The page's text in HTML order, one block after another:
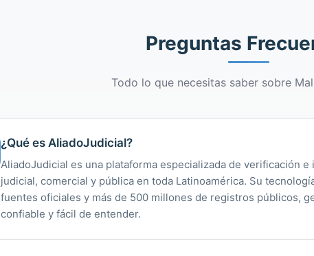
Preguntas
Todo lo que necesitas saber sobre
¿Qué es AliadoJudicial?
AliadoJudicial es una plataforma especializada de verificación
judicial, comercial y pública en toda Latinoamérica. Su
fuentes oficiales y más de 500 millones de registros públicos,
confiable y fácil de entender.